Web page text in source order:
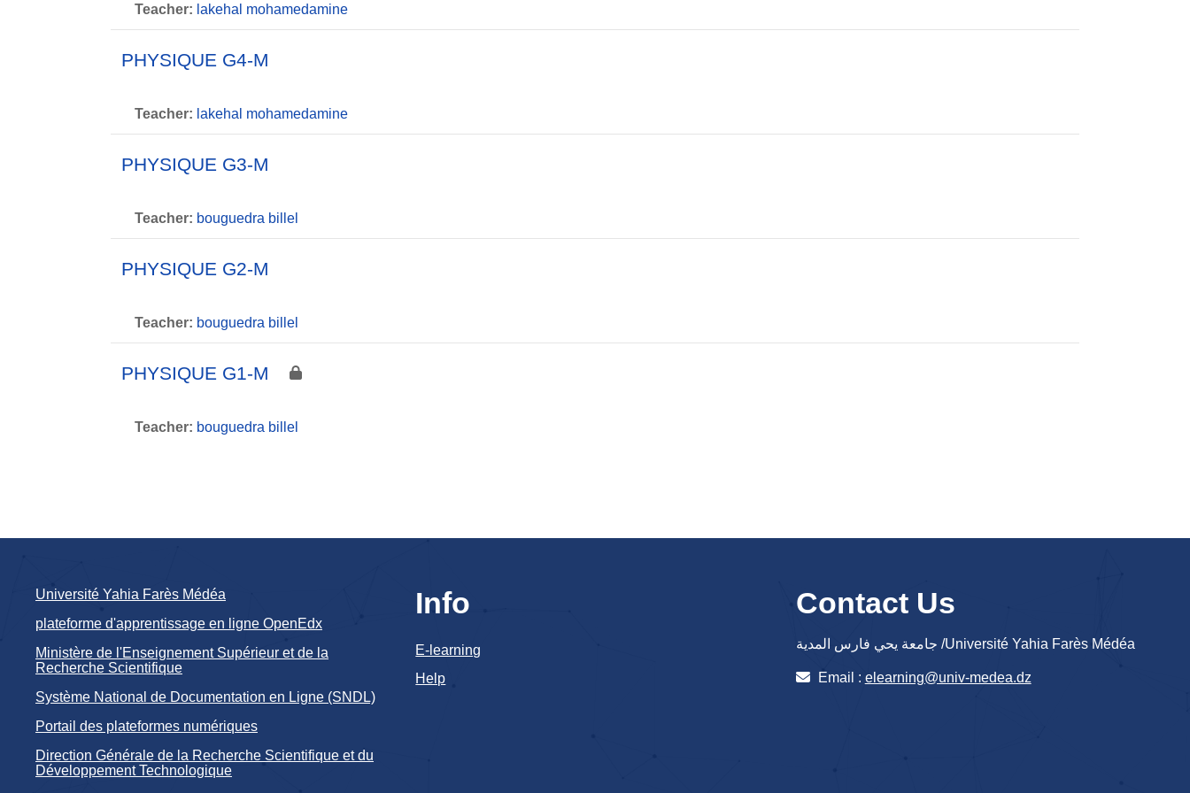
Teacher: lakehal mohamedamine
PHYSIQUE G4-M
Teacher: lakehal mohamedamine
PHYSIQUE G3-M
Teacher: bouguedra billel
PHYSIQUE G2-M
Teacher: bouguedra billel
PHYSIQUE G1-M
Teacher: bouguedra billel
Université Yahia Farès Médéa
plateforme d'apprentissage en ligne OpenEdx
Ministère de l'Enseignement Supérieur et de la
Recherche Scientifique
Système National de Documentation en Ligne (SNDL)
Portail des plateformes numériques
Direction Générale de la Recherche Scientifique et du
Développement Technologique
Info
E-learning
Help
Contact Us
جامعة يحي فارس المدية /Université Yahia Farès Médéa
Email : elearning@univ-medea.dz